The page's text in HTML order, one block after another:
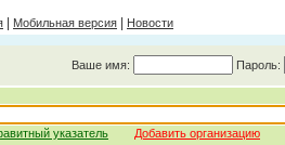
Мобильная версия Новости
Ваше имя: Пароль:
указатель Добавить организацию